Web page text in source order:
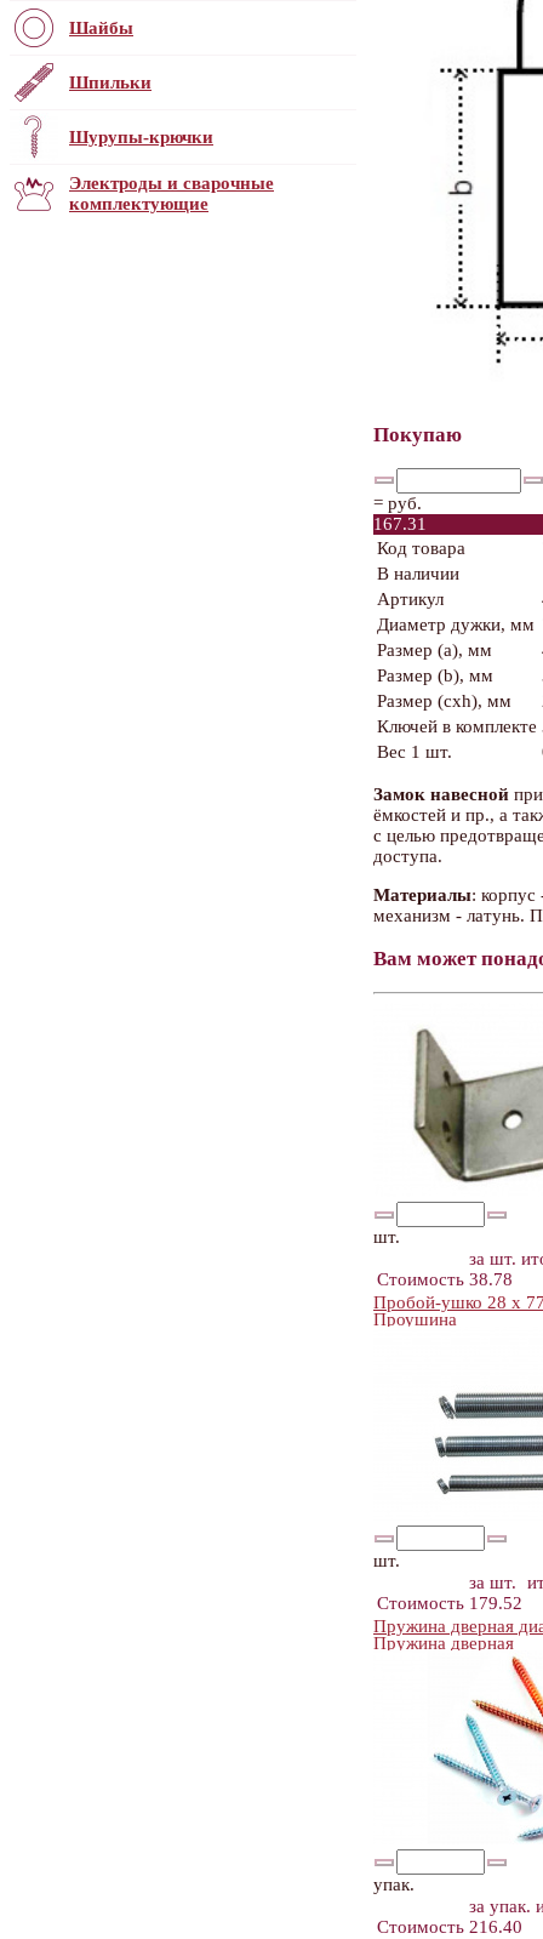
Шайбы
Шпильки
Шурупы-крючки
Электроды и сварочные
комплектующие
Покупаю
= руб.
167.31
Код товара
В наличии
Артикул
Диаметр дужки, мм
Размер (a), мм
Размер (b), мм
Размер (cxh), мм
Ключей в комплекте
Вес 1 шт.
Замок навесной
ёмкостей и пр., а
с целью
доступа.
Материалы: корпус
механизм - латунь.
Вам может
шт.
за шт.
Стоимость 38.78
Пробой-ушко 28 х
Проушина
шт.
за шт.
Стоимость 179.52
Пружина дверная
Пружина дверная
упак.
за упак.
Стоимость 216.40